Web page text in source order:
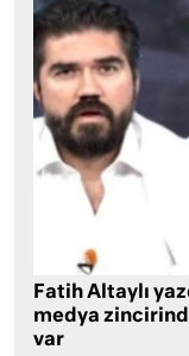
Fatih Altaylı
medya
var